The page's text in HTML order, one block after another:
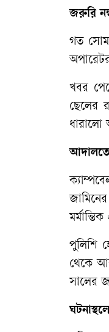
জরুরি
গত
খবর
ছেলের
ধারালো
জামিনের
মর্মান্তিক
পুলিশি
থেকে
সালের
ঘটনাস্থলে